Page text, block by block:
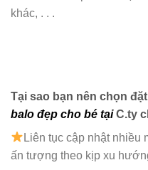
khác, . . .
Tại sao bạn nên chọn đặt
balo đẹp cho bé tạiC.ty
Liên tục cập nhật nhiều
ấn tượng theo kịp xu